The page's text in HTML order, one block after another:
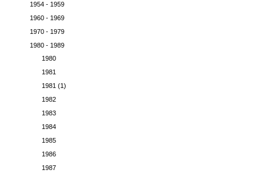
1954 - 1959
1960 - 1969
1970 - 1979
1980 - 1989
1980
1981
1981 (1)
1982
1983
1984
1985
1986
1987